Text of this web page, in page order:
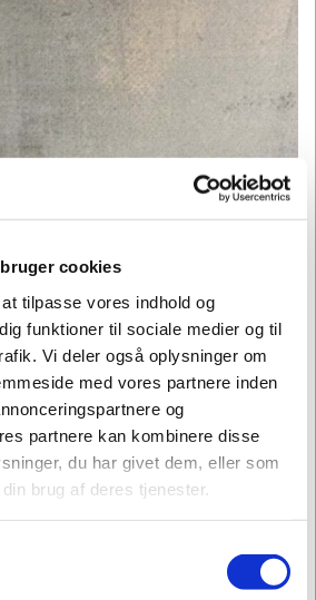
cookies
tilpasse vores indhold og
funktioner til sociale medier og til
Vi deler også oplysninger om
med vores partnere inden
og
partnere kan kombinere disse
du har givet dem, eller som
brug af deres tjenester.